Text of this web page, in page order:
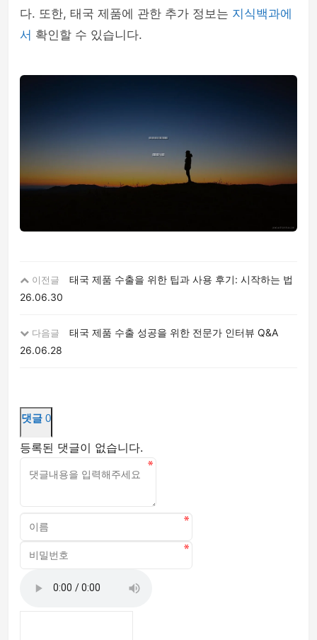
다. 또한, 태국 제품에 관한 추가 정보는 지식백과에
서 확인할 수 있습니다.
이전글
태국 제품 수출을 위한 팁과 사용 후기: 시작하는 법
26.06.30
다음글
태국 제품 수출 성공을 위한 전문가 인터뷰 Q&A
26.06.28
댓글 0
등록된 댓글이 없습니다.